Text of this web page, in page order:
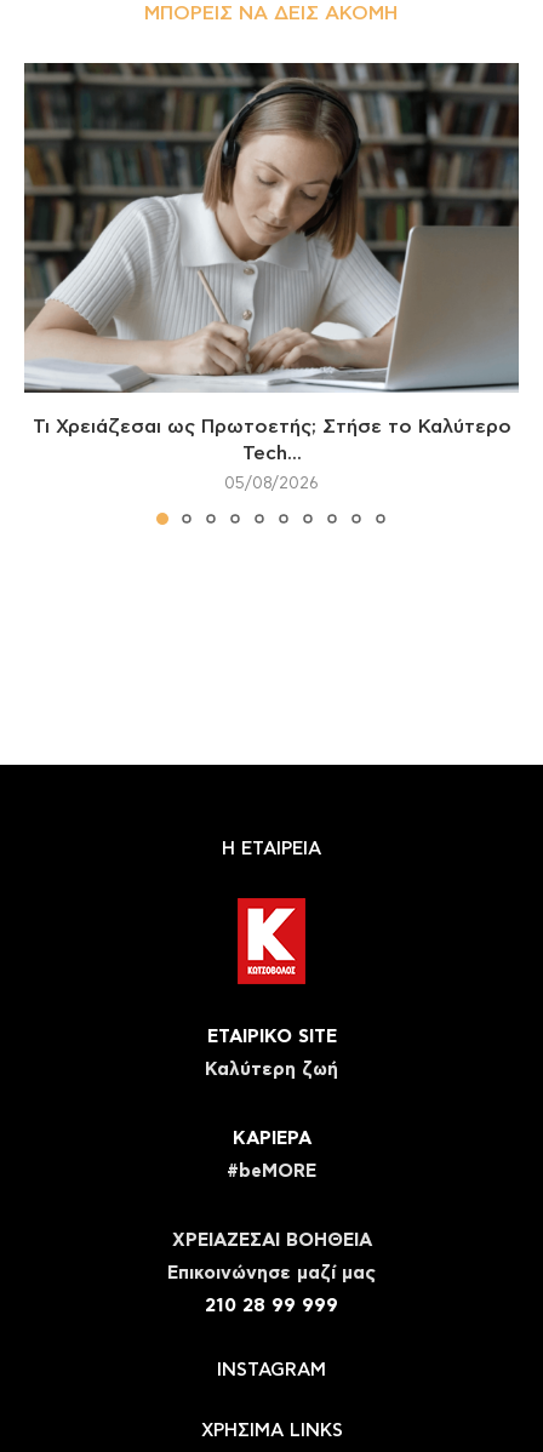
ΜΠΟΡΕΊΣ ΝΑ ΔΕΙΣ ΑΚΌΜΗ
Τι Χρειάζεσαι ως Πρωτοετής; Στήσε το Καλύτερο
Tech...
05/08/2026
Η ΕΤΑΙΡΕΙΑ
ΕΤΑΙΡΙΚΟ SITE
Καλύτερη ζωή
ΚΑΡΙΕΡΑ
#beMORE
ΧΡΕΙΑΖΕΣΑΙ ΒΟΗΘΕΙΑ
Eπικοινώνησε μαζί μας
210 28 99 999
INSTAGRAM
ΧΡΗΣΙΜΑ LINKS